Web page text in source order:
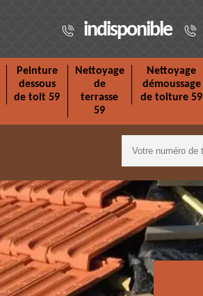
indisponible
Peinture
dessous
de toit 59
Nettoyage
de
terrasse
59
Nettoyage
démoussage
de toiture 59